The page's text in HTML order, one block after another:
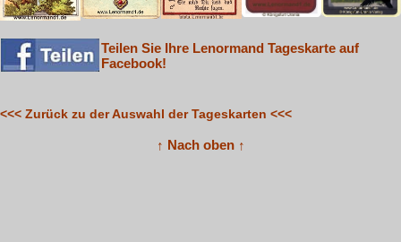
Teilen Sie Ihre Lenormand Tageskarte auf
Facebook!
<<< Zurück zu der Auswahl der Tageskarten <<<
↑ Nach oben ↑